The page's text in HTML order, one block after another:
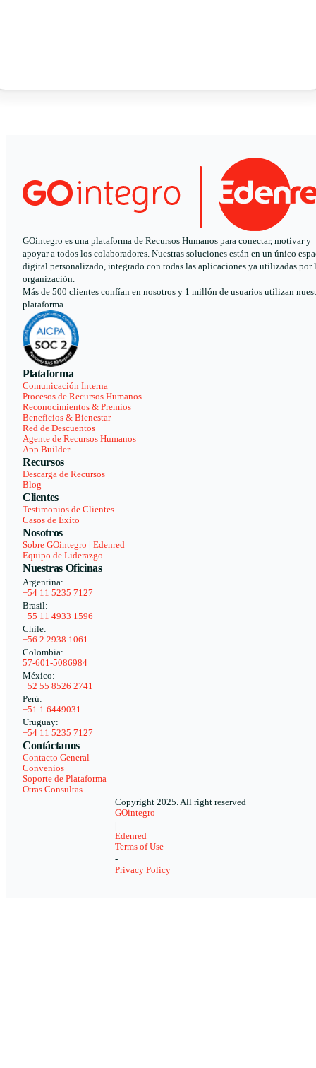
GOintegro es una plataforma de Recursos Humanos para conectar, motivar y
apoyar a todos los colaboradores. Nuestras soluciones están en un único
digital personalizado, integrado con todas las aplicaciones ya utilizadas por
organización.
Más de 500 clientes confían en nosotros y 1 millón de usuarios utilizan
plataforma.
Plataforma
Comunicación Interna
Procesos de Recursos Humanos
Reconocimientos & Premios
Beneficios & Bienestar
Red de Descuentos
Agente de Recursos Humanos
App Builder
Recursos
Descarga de Recursos
Blog
Clientes
Testimonios de Clientes
Casos de Éxito
Nosotros
Sobre GOintegro | Edenred
Equipo de Liderazgo
Nuestras Oficinas
Argentina:
+54 11 5235 7127
Brasil:
+55 11 4933 1596
Chile:
+56 2 2938 1061
Colombia:
57-601-5086984
México:
+52 55 8526 2741
Perú:
+51 1 6449031
Uruguay:
+54 11 5235 7127
Contáctanos
Contacto General
Convenios
Soporte de Plataforma
Otras Consultas
Copyright 2025. All right reserved
GOintegro
Edenred
Terms of Use
-
Privacy Policy